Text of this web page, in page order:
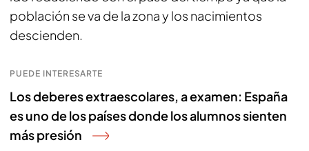
población se va de la zona y los nacimientos
descienden.
PUEDE INTERESARTE
Los deberes extraescolares, a examen: España
es uno de los países donde los alumnos sienten
más presión